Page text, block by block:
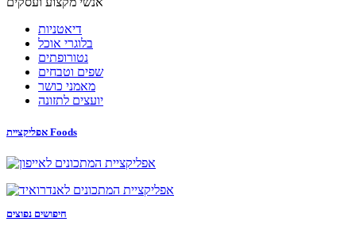
דיאטניות
בלוגרי אוכל
נטורופתים
שפים וטבחים
מאמני כושר
יועצים לתזונה
אפליקציית Foods
חיפושים נפוצים